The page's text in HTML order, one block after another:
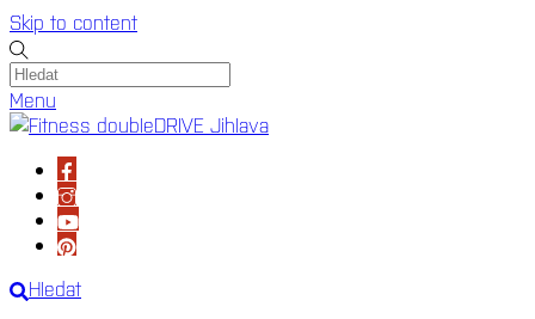
Skip to content
Menu
Hledat